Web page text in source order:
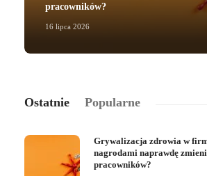
pracowników?
16 lipca 2026
Ostatnie Popularne
Grywalizacja zdrowia w
nagrodami naprawdę
pracowników?